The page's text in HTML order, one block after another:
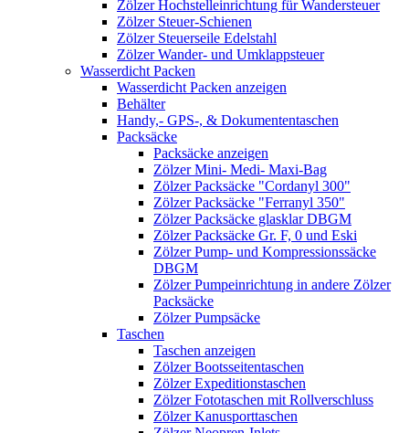
Zölzer Hochstelleinrichtung für Wandersteuer
Zölzer Steuer-Schienen
Zölzer Steuerseile Edelstahl
Zölzer Wander- und Umklappsteuer
Wasserdicht Packen
Wasserdicht Packen anzeigen
Behälter
Handy,- GPS-, & Dokumententaschen
Packsäcke
Packsäcke anzeigen
Zölzer Mini- Medi- Maxi-Bag
Zölzer Packsäcke "Cordanyl 300"
Zölzer Packsäcke "Ferranyl 350"
Zölzer Packsäcke glasklar DBGM
Zölzer Packsäcke Gr. F, 0 und Eski
Zölzer Pump- und Kompressionssäcke
DBGM
Zölzer Pumpeinrichtung in andere Zölzer
Packsäcke
Zölzer Pumpsäcke
Taschen
Taschen anzeigen
Zölzer Bootsseitentaschen
Zölzer Expeditionstaschen
Zölzer Fototaschen mit Rollverschluss
Zölzer Kanusporttaschen